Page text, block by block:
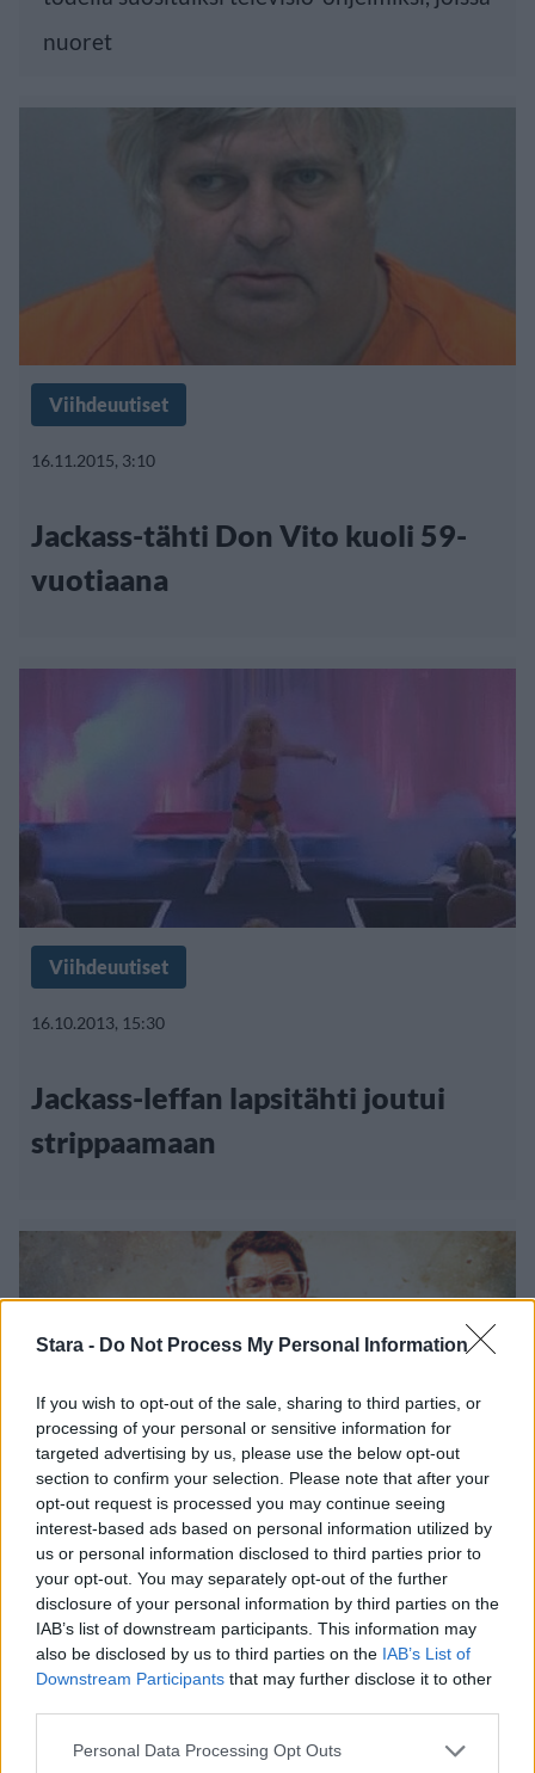
Stara - Do Not Process My Personal Information
If you wish to opt-out of the sale, sharing to third parties, or
processing of your personal or sensitive information for
targeted advertising by us, please use the below opt-out
section to confirm your selection. Please note that after your
opt-out request is processed you may continue seeing
interest-based ads based on personal information utilized by
us or personal information disclosed to third parties prior to
your opt-out. You may separately opt-out of the further
disclosure of your personal information by third parties on the
IAB’s list of downstream participants. This information may
also be disclosed by us to third parties on the IAB’s List of
Downstream Participants that may further disclose it to other
Personal Data Processing Opt Outs
nuoret
Viihdeuutiset
16.11.2015, 3:10
Jackass-tähti Don Vito kuoli 59-
vuotiaana
Viihdeuutiset
16.10.2013, 15:30
Jackass-leffan lapsitähti joutui
strippaamaan
Viihdeuutiset
11.8.2013, 19:40
Uusi Jackass-elokuva ”Paha isoisä”